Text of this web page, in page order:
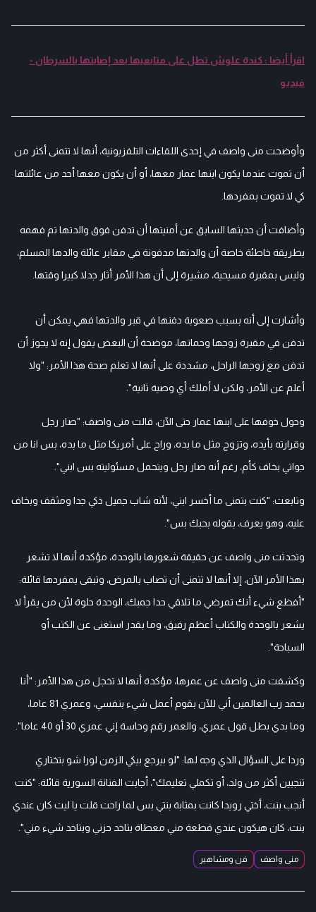
اقرأ أيضا : كندة علوش تطل على متابعيها بعد إصابتها بالسرطان -
فيديو
وأوضحت منى واصف في إحدى اللقاءات التلفزيونية، أنها لا تتمنى أكثر من
أن تموت عندما يكون ابنها عمار معها، أو أن يكون معها أحد من عائلتها
كي لا تموت بمفردها.
وأضافت أن حديثها السابق عن أمنيتها أن تدفن فوق والدتها تم فهمه
بطريقة خاطئة خاصة أن والدتها مدفونة في مقابر عائلة والدها المسلم،
وليس بمقبرة مسيحية، مشيرة إلى أن هذا الأمر أثار جدلا كبيرا وقتها.
وأشارت إلى أنه بسبب صعوبة دفنها في قبر والدتها فهي يمكن أن
تدفن في مقبرة زوجها وحماتها، موضحة أن البعض يقول إنه لا يجوز أن
تدفن مع زوجها الراحل، مشددة على أنها لا تعلم صحة هذا الأمر: "ولا
أعلم عن الأمر، ولكن لا أملك أي وصية ثانية".
وحول خوفها على ابنها عمار حتى الآن، قالت منى واصف: "صار رجل
وقرارته بأيده، وتزوج مثل ما بده، وراح على أمريكا مثل ما بده، بس انا من
جواتي بخاف كأم، رغم أنه صار رجل ويتحمل مسئوليته بس ابني".
وتابعت: "كنت بتمنى ما أخسر ابني، لأنه شاب جميل ذكي جدا ومثقف وبخاف
عليه، وهو يعرف، بقوله بحبك بس".
وتحدثت منى واصف عن حقيقة شعورها بالوحدة، مؤكدة أنها لا تشعر
بهذا الأمر الآن، إلا أنها لا تتمنى أن تصاب بالمرض، وتبقى بمفردها قائلة:
"أفظع شيء أنك تمرضي ما تلاقي حدا جمبك، الوحدة حلوة لأن من يقرأ لا
يشعر بالوحدة والكتاب أعظم رفيق، وما بقدر استغنى عن الكتب أو
السباحة".
وكشفت منى واصف عن عمرها، مؤكدة أنها لا تخجل من هذا الأمر: "أنا
بحمد رب العالمين أني للآن بقوم أعمل شيء بنفسي، وعمري 81 عاما،
وما بدي بطل قول عمري، والعمر رقم وحاسة إني عمري 30 أو 40 عاما".
وردا على السؤال الذي وجه لها: "لو بيرجع بيكي الزمن لورا شو بتختاري
تنجبين أكثر من ولد، أو تكملي تعليمك"، أجابت الفنانة السورية قائلة: "كنت
أنجب بنت، أختي رويدا كانت بمثابة بنتي بس لما راحت قلت يا ليت كان عندي
بنت، كان هيكون عندي قطعة مني معطاة بتاخد حزني وبتاخد شيء مني".
منى واصف فن ومشاهير